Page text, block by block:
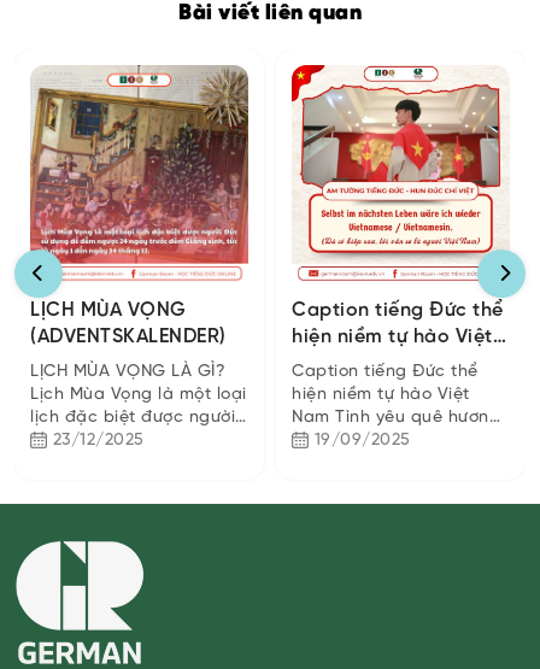
Bài viết liên quan
LỊCH MÙA VỌNG
(ADVENTSKALENDER)
LỊCH MÙA VỌNG LÀ GÌ?
Lịch Mùa Vọng là một loại
lịch đặc biệt được người
Đức sử dụng để đếm
23/12/2025
Caption tiếng Đức thể
hiện niềm tự hào Việt
Nam
Caption tiếng Đức thể
hiện niềm tự hào Việt
Nam Tình yêu quê hương
– cảm xúc vượt mọi ngôn
19/09/2025